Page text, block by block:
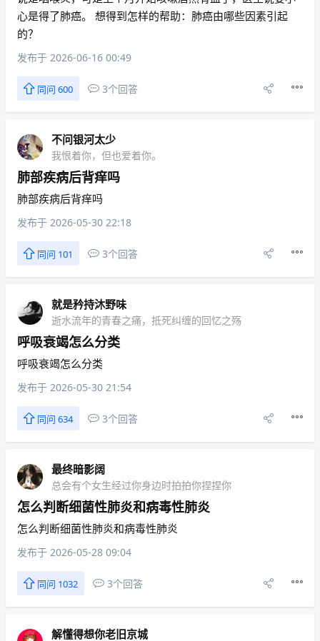
心是得了肺癌。 想得到怎样的帮助：肺癌由哪些因素引起
的？
发布于 2026-06-16 00:49
同问 600 3个回答
不问银河太少
我恨着你，但也爱着你。
肺部疾病后背痒吗
肺部疾病后背痒吗
发布于 2026-05-30 22:18
同问 101 3个回答
就是矜持沐野味
逝水流年的青春之痛，抵死纠缠的回忆之殇
呼吸衰竭怎么分类
呼吸衰竭怎么分类
发布于 2026-05-30 21:54
同问 634 3个回答
最终暗影阔
总会有个女生经过你身边时拍拍你捏捏你
怎么判断细菌性肺炎和病毒性肺炎
怎么判断细菌性肺炎和病毒性肺炎
发布于 2026-05-28 09:04
同问 1032 3个回答
解懂得想你老旧京城